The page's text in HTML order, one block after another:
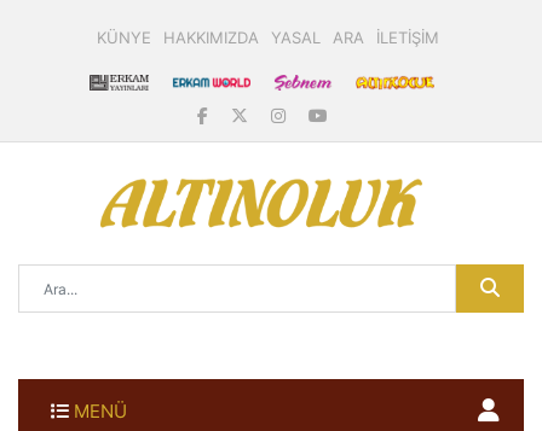
KÜNYE HAKKIMIZDA YASAL ARA İLETİŞİM
MENÜ